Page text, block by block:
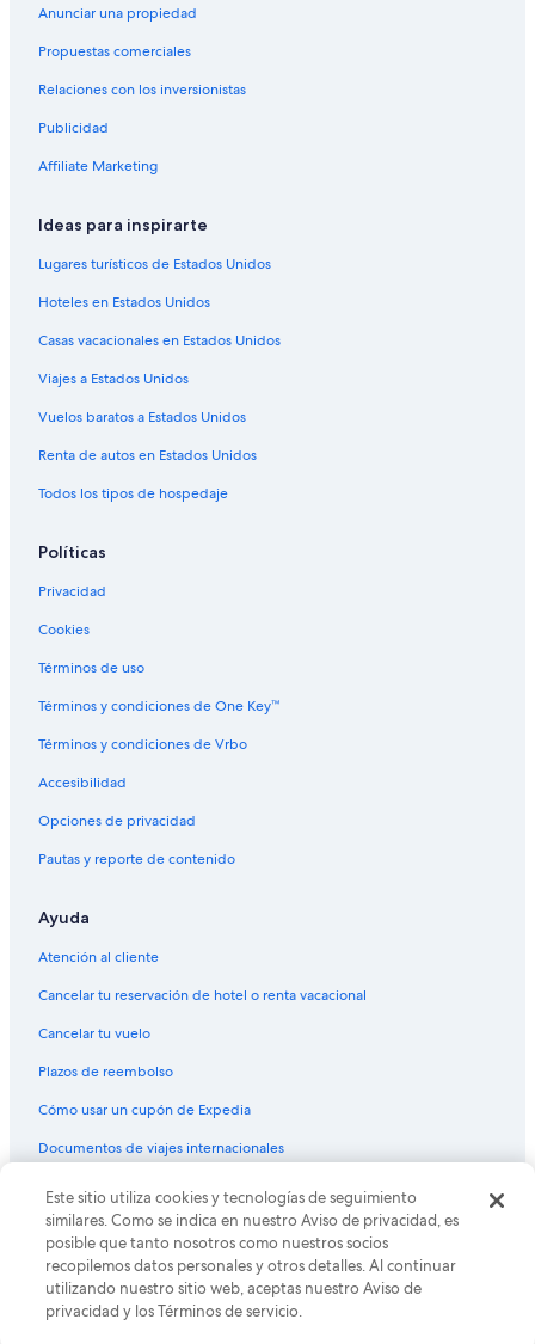
Hoteles con traslado del/al aeropuerto en Incheon
Hoteles para fumadores en Incheon
Hoteles en Incheon
Hoteles cerca de Parque ecológico y antigua planta de
Hoteles 5 estrellas en Inch'on
Hoteles en Jung-gu
Hoteles cerca de Terminal de pasajeros del puerto de Incheon
Hoteles en Barrio chino de Incheon
Hoteles en Dongyang-dong
Anunciar una propiedad
Propuestas comerciales
Relaciones con los inversionistas
Publicidad
Affiliate Marketing
Ideas para inspirarte
Lugares turísticos de Estados Unidos
Hoteles en Estados Unidos
Casas vacacionales en Estados Unidos
Viajes a Estados Unidos
Vuelos baratos a Estados Unidos
Renta de autos en Estados Unidos
Todos los tipos de hospedaje
Políticas
Privacidad
Cookies
Términos de uso
Términos y condiciones de One Key™
Términos y condiciones de Vrbo
Accesibilidad
Opciones de privacidad
Pautas y reporte de contenido
Ayuda
Atención al cliente
Cancelar tu reservación de hotel o renta vacacional
Cancelar tu vuelo
Plazos de reembolso
Cómo usar un cupón de Expedia
Documentos de viajes internacionales
© 2026 Expedia, Inc., una empresa de Expedia Group. Todos los
derechos reservados. Expedia y el logo de Expedia son marcas
registradas o marcas comerciales de Expedia, Inc. CST# 2029030-50.
Este sitio utiliza cookies y tecnologías de seguimiento
similares. Como se indica en nuestro Aviso de privacidad, es
posible que tanto nosotros como nuestros socios
recopilemos datos personales y otros detalles. Al continuar
utilizando nuestro sitio web, aceptas nuestro Aviso de
privacidad y los Términos de servicio.